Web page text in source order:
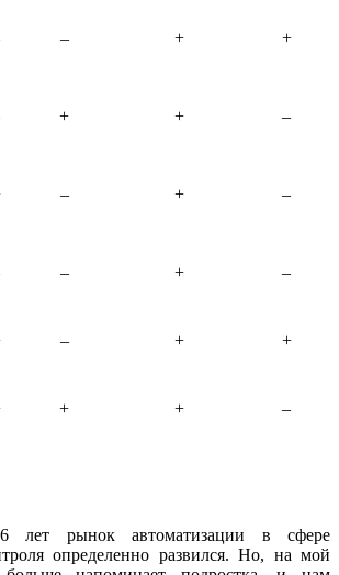
– + +
+ + –
– + –
– + –
– + +
+ + –
лет рынок автоматизации в сфере
определенно развился. Но, на мой